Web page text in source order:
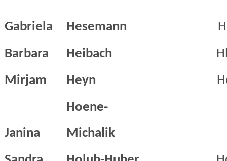
Gabriela Hesemann
Barbara
Heibach
Mirjam
Heyn
Janina
Hoene-
Michalik